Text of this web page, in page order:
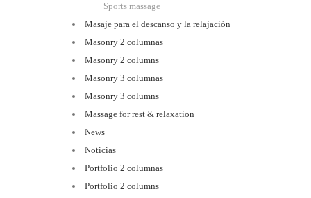
Sports massage
Masaje para el descanso y la relajación
Masonry 2 columnas
Masonry 2 columns
Masonry 3 columnas
Masonry 3 columns
Massage for rest & relaxation
News
Noticias
Portfolio 2 columnas
Portfolio 2 columns